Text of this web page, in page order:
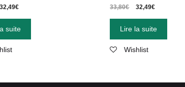
32,49€
suite
33,80€ 32,49€
Lire la suite
Wishlist